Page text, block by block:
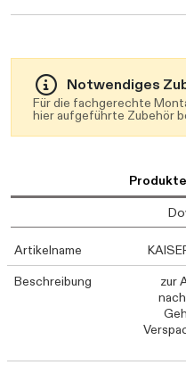
Notwendiges
Für die fachgerechte
hier aufgeführte Zubehör
Artikelname
Beschreibung
zur